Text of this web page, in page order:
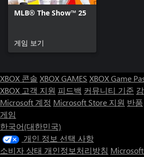
MLB® The Show™ 25
게임 보기
XBOX 콘솔 XBOX GAMES XBOX Game
XBOX 고객 지원 피드백 커뮤니티 기준
Microsoft 계정 Microsoft Store 지원 반품
게임
한국어(대한민국)
개인 정보 선택 사항
소비자 상태 개인정보처리방침